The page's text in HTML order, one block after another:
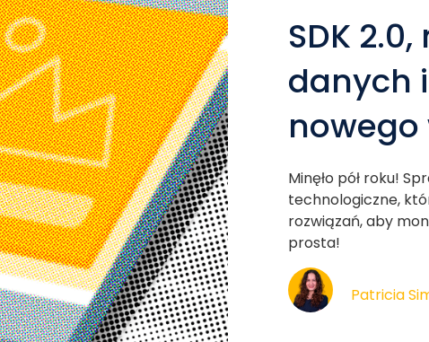
SDK
danych
nowego
Minęło pół roku!
technologiczne,
rozwiązań, aby
prosta!
Patricia